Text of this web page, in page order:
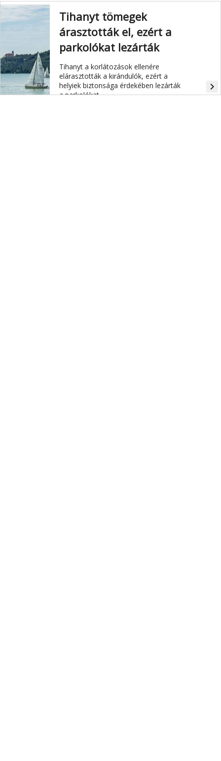
Tihanyt tömegek
árasztották el, ezért a
parkolókat lezárták
Tihanyt a korlátozások ellenére
elárasztották a kirándulók, ezért a
helyiek biztonsága érdekében lezárták
a parkolókat.
navigate_next